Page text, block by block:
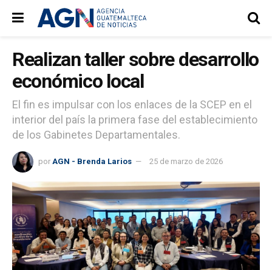
Realizan taller sobre desarrollo
económico local
El fin es impulsar con los enlaces de la SCEP en el
interior del país la primera fase del establecimiento
de los Gabinetes Departamentales.
por AGN - Brenda Larios 25 de marzo de 2026